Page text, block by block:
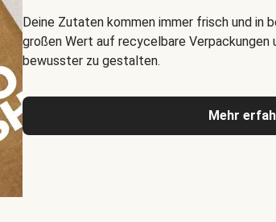
Deine Zutaten kommen immer frisch und in
großen Wert auf recycelbare Verpackungen
bewusster zu gestalten.
Mehr